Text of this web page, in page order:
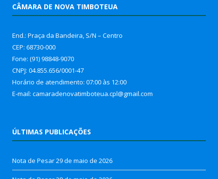
CÂMARA DE NOVA TIMBOTEUA
End.: Praça da Bandeira, S/N – Centro
CEP: 68730-000
Fone: (91) 98848-9070
CNPJ: 04.855.656/0001-47
Horário de atendimento: 07:00 às 12:00
E-mail: camaradenovatimboteua.cpl@gmail.com
ÚLTIMAS PUBLICAÇÕES
Nota de Pesar29 de maio de 2026